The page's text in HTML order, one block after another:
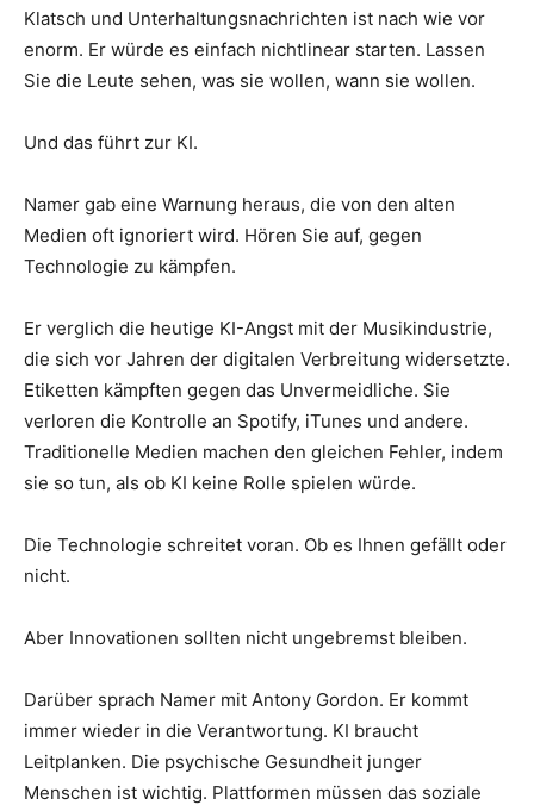
Klatsch und Unterhaltungsnachrichten ist nach wie vor
enorm. Er würde es einfach nichtlinear starten. Lassen
Sie die Leute sehen, was sie wollen, wann sie wollen.
Und das führt zur KI.
Namer gab eine Warnung heraus, die von den alten
Medien oft ignoriert wird. Hören Sie auf, gegen
Technologie zu kämpfen.
Er verglich die heutige KI-Angst mit der Musikindustrie,
die sich vor Jahren der digitalen Verbreitung widersetzte.
Etiketten kämpften gegen das Unvermeidliche. Sie
verloren die Kontrolle an Spotify, iTunes und andere.
Traditionelle Medien machen den gleichen Fehler, indem
sie so tun, als ob KI keine Rolle spielen würde.
Die Technologie schreitet voran. Ob es Ihnen gefällt oder
nicht.
Aber Innovationen sollten nicht ungebremst bleiben.
Darüber sprach Namer mit Antony Gordon. Er kommt
immer wieder in die Verantwortung. KI braucht
Leitplanken. Die psychische Gesundheit junger
Menschen ist wichtig. Plattformen müssen das soziale